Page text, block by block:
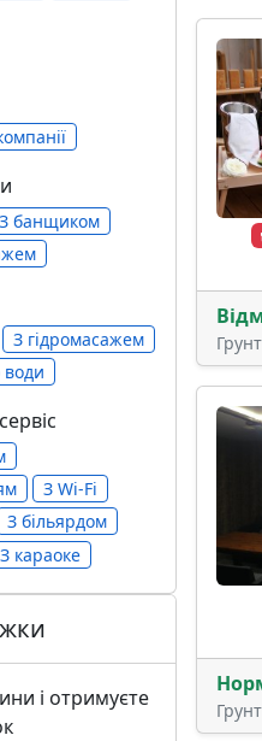
З банщиком
З гідромасажем
З Wi-Fi
З більярдом
З караоке
і отримуєте